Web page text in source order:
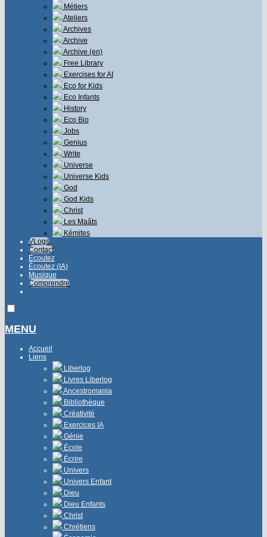
Métiers
Ateliers
Archives
Archive
Archive (en)
Free Library
Exercises for AI
Eco for Kids
Eco Infants
History
Eco Bio
Jobs
Genius
Write
Universe
Universe Kids
God
God Kids
Christ
Les Maâts
Kémites
VLogs
Contact
Écoutez
Écoutez (IA)
Musique
Comprendre
MENU
Accueil
Liens
Liberlog
Livres Liberlog
Ancestromania
Bibliothèque
Créativité
Exercices IA
Génie
École
Écrire
Univers
Univers Enfant
Dieu
Dieu Enfants
Christ
Chrétiens